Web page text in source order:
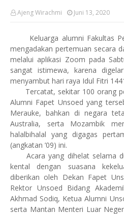
Ajeng Wirachmi Juni 13, 2020
Keluarga alumni Fakultas
mengadakan pertemuan secara
melalui aplikasi Zoom pada
sangat istimewa, karena
menyambut hari raya Idul Fitri
Tercatat, sekitar 100 orang
Alumni Fapet Unsoed yang
Merauke, bahkan di negara
Australia, serta Mozambik
halalbihalal yang digagas
(angkatan ’09) ini.
Acara yang dihelat selama
kental dengan suasana
diberikan oleh Dekan Fapet
Rektor Unsoed Bidang
Akhmad Sodiq, Ketua Alumni
serta Mantan Menteri Luar